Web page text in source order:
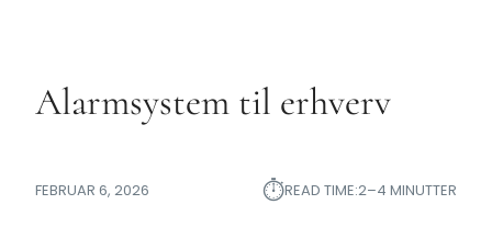
Alarmsystem til erhverv
FEBRUAR 6, 2026 ⏱︎READ TIME:2–4 MINUTTER